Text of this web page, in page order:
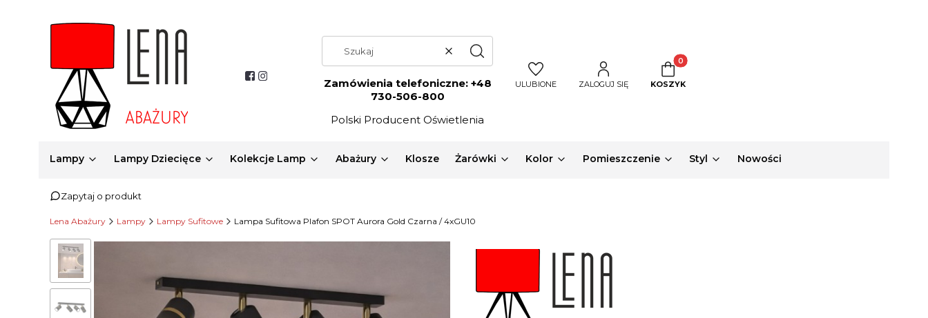
WyczyśćSzukaj
Zamówienia telefoniczne: +48
730-506-800
Polski Producent Oświetlenia
ULUBIONE ZALOGUJ SIĘ
Produkty w koszyku: 0. Zobacz szczegóły
KOSZYK
Lampy Lampy Dziecięce Kolekcje Lamp Abażury Klosze Żarówki Kolor Pomieszczenie Styl Nowości
Zapytaj o produkt
Lena Abażury Lampy Lampy Sufitowe Lampa Sufitowa Plafon SPOT Aurora Gold Czarna / 4xGU10